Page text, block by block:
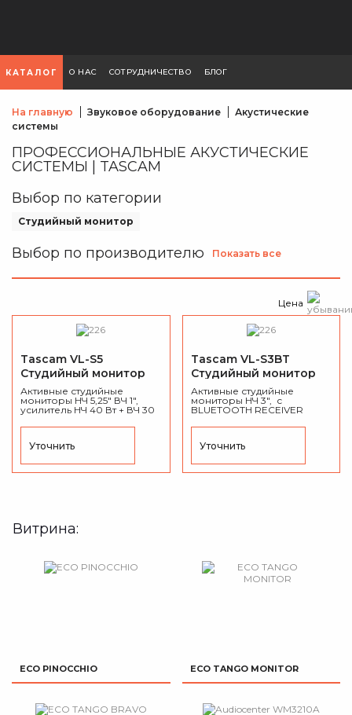
КАТАЛОГ О НАС СОТРУДНИЧЕСТВО БЛОГ
На главную Звуковое оборудование
Акустические
системы
ПРОФЕССИОНАЛЬНЫЕ АКУСТИЧЕСКИЕ
СИСТЕМЫ | TASCAM
Выбор по категории
Студийный монитор
Выбор по производителю Показать все
Цена
Tascam VL-S5
Студийный монитор
Активные студийные
мониторы НЧ 5,25" ВЧ 1",
усилитель НЧ 40 Вт + ВЧ 30
XLR/TRS combo
Уточнить
Tascam VL-S3BT
Студийный монитор
Активные студийные
мониторы НЧ 3", с
BLUETOOTH RECEIVER
- 22 кГц , разъёмы RCA и
mm × 138 mm, вес активной
Уточнить
Витрина:
ECO PINOCCHIO ECO TANGO MONITOR